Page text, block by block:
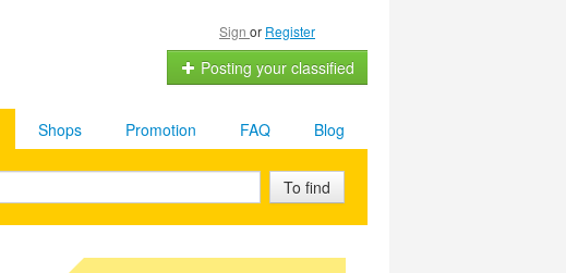
Sign or Register
Posting your classified
Blog
FAQ
Promotion
Shops
To find